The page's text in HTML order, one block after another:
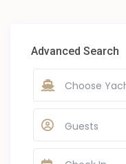
Advanced Search
Choose
Guests